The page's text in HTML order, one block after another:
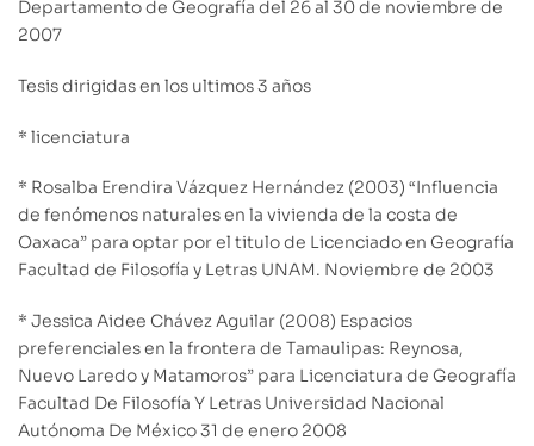
Departamento de Geografía del 26 al 30 de noviembre de
2007
Tesis dirigidas en los ultimos 3 años
* licenciatura
* Rosalba Erendira Vázquez Hernández (2003) “Influencia
de fenómenos naturales en la vivienda de la costa de
Oaxaca” para optar por el titulo de Licenciado en Geografía
Facultad de Filosofía y Letras UNAM. Noviembre de 2003
* Jessica Aidee Chávez Aguilar (2008) Espacios
preferenciales en la frontera de Tamaulipas: Reynosa,
Nuevo Laredo y Matamoros” para Licenciatura de Geografía
Facultad De Filosofía Y Letras Universidad Nacional
Autónoma De México 31 de enero 2008